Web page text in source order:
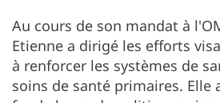
Au cours de son mandat à
Etienne a dirigé les efforts
à renforcer les systèmes de
soins de santé primaires. Elle